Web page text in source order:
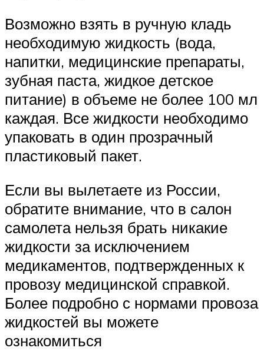
Возможно взять в ручную кладь
необходимую жидкость (вода,
напитки, медицинские препараты,
зубная паста, жидкое детское
питание) в объеме не более 100 мл
каждая. Все жидкости необходимо
упаковать в один прозрачный
пластиковый пакет.
Если вы вылетаете из России,
обратите внимание, что в салон
самолета нельзя брать никакие
жидкости за исключением
медикаментов, подтвержденных к
провозу медицинской справкой.
Более подробно с нормами провоза
жидкостей вы можете
ознакомиться